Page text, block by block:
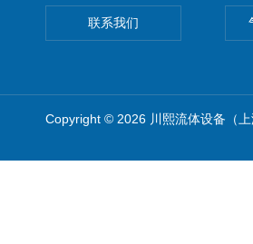
联系我们
Copyright © 2026 川熙流体设备（